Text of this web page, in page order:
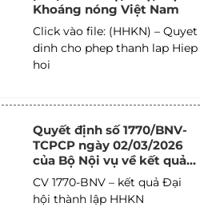
Khoáng nóng Việt Nam
Click vào file: (HHKN) – Quyet
dinh cho phep thanh lap Hiep
hoi
Quyết định số 1770/BNV-
TCPCP ngày 02/03/2026
của Bộ Nội vụ về kết quả
Đại hội thành lập Hiệp hội
Khoáng nóng Việt Nam
nhiệm kỳ 2026 – 2031.
CV 1770-BNV – kết quả Đại
hội thành lập HHKN